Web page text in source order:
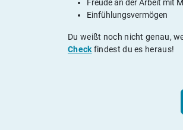
Freude an der Arbeit mit
Einfühlungsvermögen
Du weißt noch nicht genau,
Check findest du es heraus!